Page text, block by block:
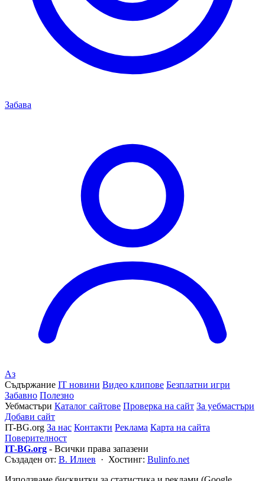
Забава
Аз
Съдържание IT новини Видео клипове Безплатни игри
Забавно Полезно
Уебмастъри Каталог сайтове Проверка на сайт За уебмастъри
Добави сайт
IT-BG.org За нас Контакти Реклама Карта на сайта
Поверителност
IT-BG.org - Всички права запазени
Създаден от: В. Илиев · Хостинг: Bulinfo.net